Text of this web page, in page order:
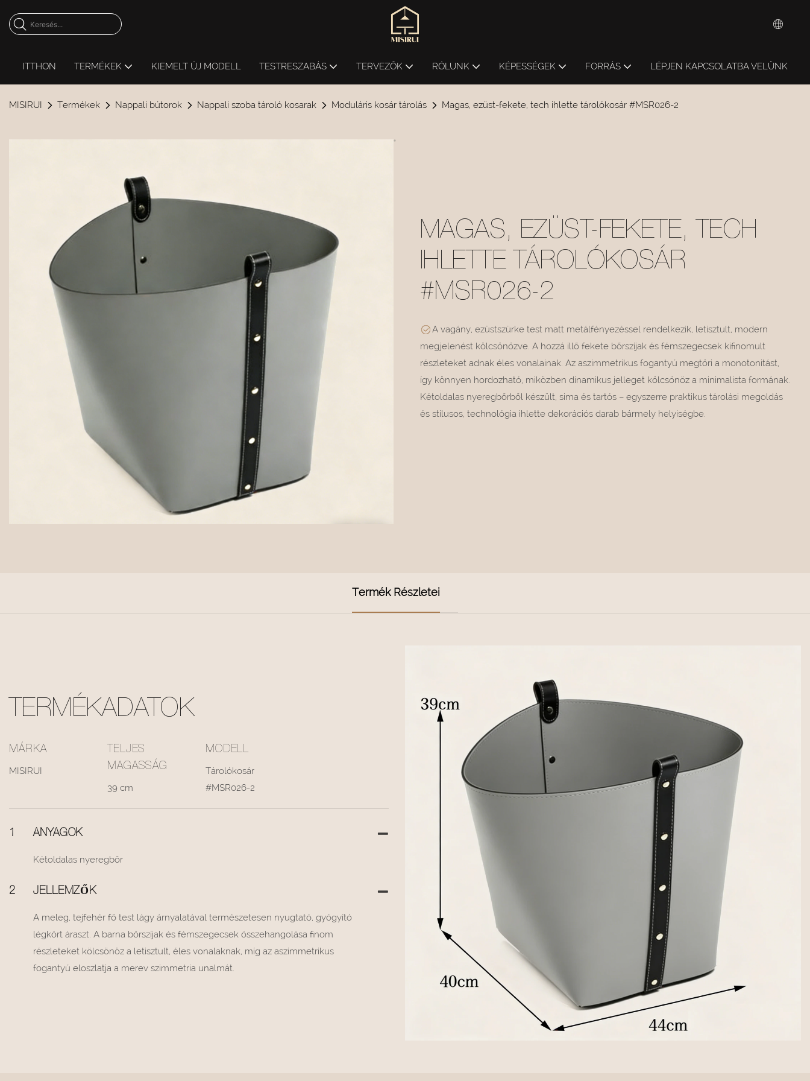
ITTHON TERMÉKEK KIEMELT ÚJ MODELL TESTRESZABÁS TERVEZŐK RÓLUNK KÉPESSÉGEK FORRÁS LÉPJEN KAPCSOLATBA VELÜNK
MISIRUI Termékek Nappali bútorok Nappali szoba tároló kosarak Moduláris kosár tárolás Magas, ezüst-fekete, tech ihlette tárolókosár #MSR026-2
MAGAS, EZÜST-FEKETE, TECH
IHLETTE TÁROLÓKOSÁR
#MSR026-2
A vagány, ezüstszürke test matt metálfényezéssel rendelkezik, letisztult, modern
megjelenést kölcsönözve. A hozzá illő fekete bőrszíjak és fémszegecsek kifinomult
részleteket adnak éles vonalainak. Az aszimmetrikus fogantyú megtöri a monotonitást,
így könnyen hordozható, miközben dinamikus jelleget kölcsönöz a minimalista formának.
Kétoldalas nyeregbőrből készült, sima és tartós – egyszerre praktikus tárolási megoldás
és stílusos, technológia ihlette dekorációs darab bármely helyiségbe.
Termék Részletei
TERMÉKADATOK
MÁRKA
MISIRUI
TELJES
MAGASSÁG
39 cm
MODELL
Tárolókosár
#MSR026-2
1 ANYAGOK
Kétoldalas nyeregbőr
2 JELLEMZŐK
A meleg, tejfehér fő test lágy árnyalatával természetesen nyugtató, gyógyító
légkört áraszt. A barna bőrszíjak és fémszegecsek összehangolása finom
részleteket kölcsönöz a letisztult, éles vonalaknak, míg az aszimmetrikus
fogantyú eloszlatja a merev szimmetria unalmát.